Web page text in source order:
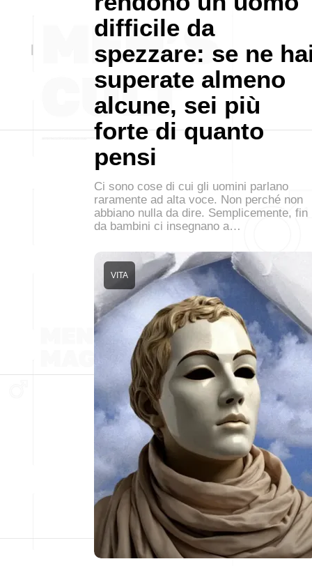
difficile da
spezzare: se ne
superate almeno
alcune, sei più
forte di quanto
pensi
Ci sono cose di cui gli uomini parlano
raramente ad alta voce. Non perché non
abbiano nulla da dire. Semplicemente, fin
da bambini ci insegnano a…
VITA